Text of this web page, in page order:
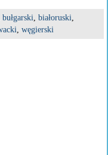
bułgarski, białoruski,
, węgierski